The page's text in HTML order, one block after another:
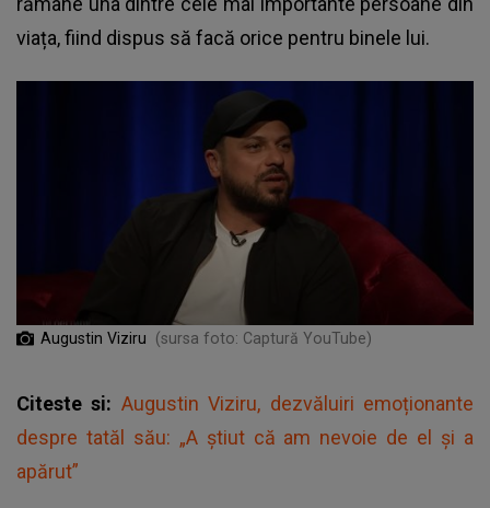
viața, fiind dispus să facă orice pentru binele lui.
Augustin Viziru (sursa foto: Captură YouTube)
Citeste si: Augustin Viziru, dezvăluiri emoționante
despre tatăl său: „A știut că am nevoie de el și a
apărut”